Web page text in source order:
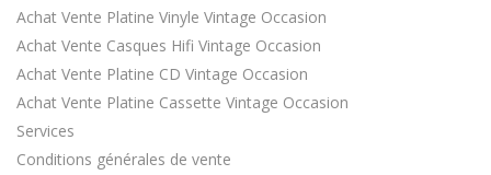
Achat Vente Platine Vinyle Vintage Occasion
Achat Vente Casques Hifi Vintage Occasion
Achat Vente Platine CD Vintage Occasion
Achat Vente Platine Cassette Vintage Occasion
Services
Conditions générales de vente